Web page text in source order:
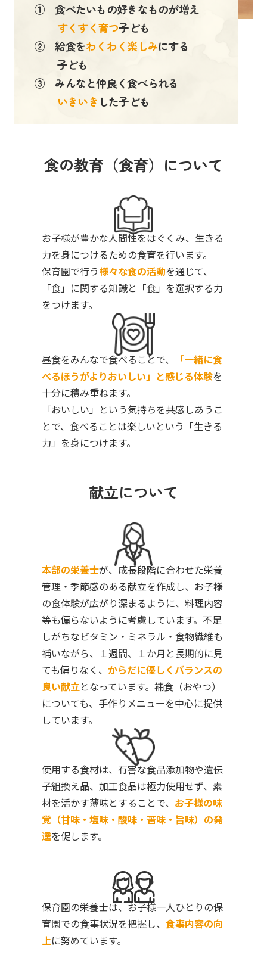
① 食べたいもの好きなものが増え
すくすく育つ子ども
② 給食をわくわく楽しみにする
子ども
③ みんなと仲良く食べられる
いきいき した子ども
食の教育（食育）について
お子様が豊かな人間性をはぐくみ、生きる
力を身につけるための食育を行います。
保育園で行う様々な食の活動を通じて、
「食」に関する知識と「食」を選択する力
をつけます。
昼食をみんなで食べることで、
「一緒に食
べるほうがよりおいしい」と感じる体験を
十分に積み重ねます。
「おいしい」という気持ちを共感しあうこ
とで、食べることは楽しいという「生きる
力」を身につけます。
献立について
本部の栄養士が、成長段階に合わせた栄養
管理・季節感のある献立を作成し、お子様
の食体験が広がり深まるように、料理内容
等も偏らないように考慮しています。不足
しがちなビタミン・ミネラル・食物繊維も
補いながら、１週間、１か月と長期的に見
ても偏りなく、 からだに優しくバランスの
良い献立となっています。補食（おやつ）
についても、手作りメニューを中心に提供
しています。
使用する食材は、有害な食品添加物や遺伝
子組換え品、加工食品は極力使用せず、素
材を活かす薄味とすることで、 お子様の味
覚（甘味・塩味・酸味・苦味・旨味）の発
達を促します。
保育園の栄養士は、お子様一人ひとりの保
育園での食事状況を把握し、 食事内容の向
上に努めています。